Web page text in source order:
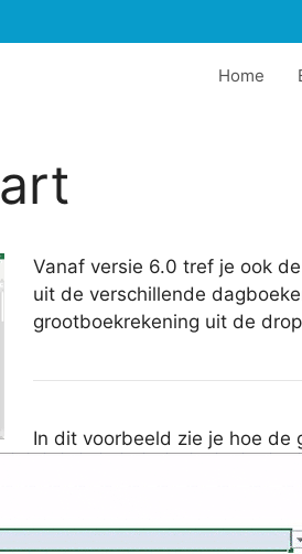
Home
Vanaf versie 6.0 tref je ook
uit de verschillende
grootboekrekening uit de
In dit voorbeeld zie je hoe